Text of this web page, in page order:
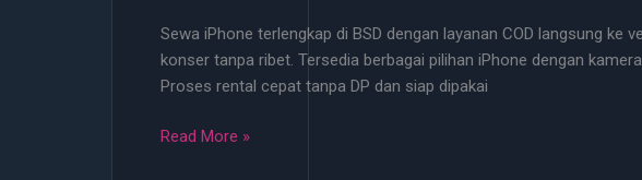
Juli
2026
Sewa iPhone terlengkap di BSD dengan layanan COD langsung
konser tanpa ribet. Tersedia berbagai pilihan iPhone dengan
Proses rental cepat tanpa DP dan siap dipakai
Jasa
Read More »